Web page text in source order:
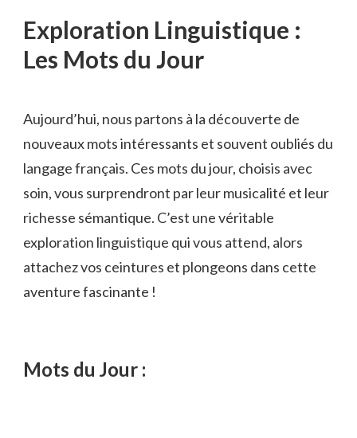
Exploration Linguistique :
Les​ Mots du ⁣Jour
Aujourd’hui, nous ‍partons⁣ à la‍ découverte de
nouveaux mots‌ intéressants et souvent oubliés du
langage français. Ces mots du‍ jour, choisis ​avec
‌soin, vous surprendront ⁤par leur musicalité et⁤ leur
⁤richesse‍ sémantique. C’est ​une véritable
exploration linguistique qui ⁢vous attend, alors​
attachez vos ceintures ​et plongeons dans cette
aventure fascinante ‌!
Mots du Jour :